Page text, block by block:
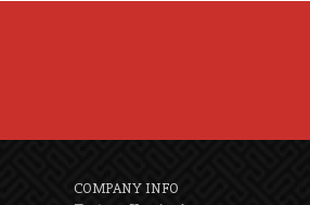
COMPANY INFO